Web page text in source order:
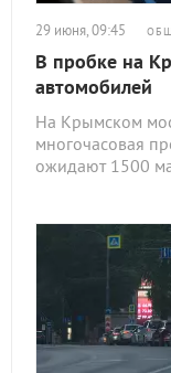
29 июня, 09:45
В пробке на
автомобилей
На Крымском
многочасовая
ожидают 1500